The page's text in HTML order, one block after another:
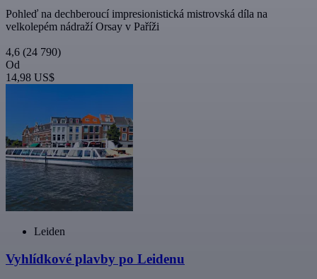
Pohleď na dechberoucí impresionistická mistrovská díla na
velkolepém nádraží Orsay v Paříži
4,6 (24 790)
Od
14,98 US$
Leiden
Vyhlídkové plavby po Leidenu